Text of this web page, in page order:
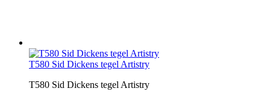
T580 Sid Dickens tegel Artistry
T580 Sid Dickens tegel Artistry